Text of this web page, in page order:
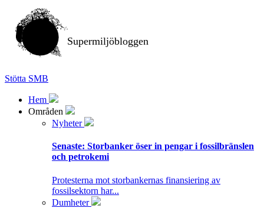
Supermiljöbloggen
Stötta SMB
Hem
Områden
Nyheter
Senaste: Storbanker öser in pengar i fossilbränslen
och petrokemi
Protesterna mot storbankernas finansiering av
fossilsektorn har...
Dumheter